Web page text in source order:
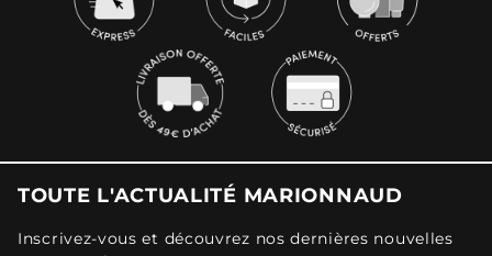
TOUTE L'ACTUALITÉ MARIONNAUD
Inscrivez-vous et découvrez nos dernières nouvelles